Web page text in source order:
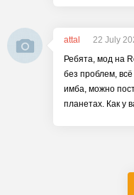
attal
22 July
Ребята, мод на
без проблем,
имба, можно
планетах. Как у